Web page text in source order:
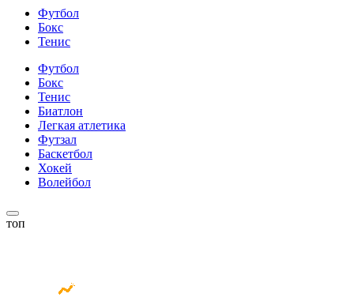
Футбол
Бокс
Тенис
Футбол
Бокс
Тенис
Биатлон
Легкая атлетика
Футзал
Баскетбол
Хокей
Волейбол
топ